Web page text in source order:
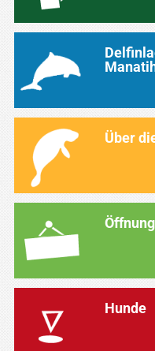
Über
Hunde